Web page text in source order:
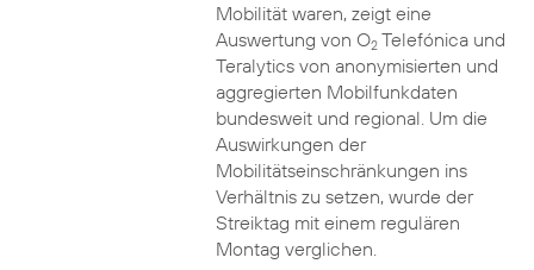
Mobilität waren, zeigt eine
Auswertung von O2Telefónica und
Teralytics von anonymisierten und
aggregierten Mobilfunkdaten
bundesweit und regional. Um die
Auswirkungen der
Mobilitätseinschränkungen ins
Verhältnis zu setzen, wurde der
Streiktag mit einem regulären
Montag verglichen.